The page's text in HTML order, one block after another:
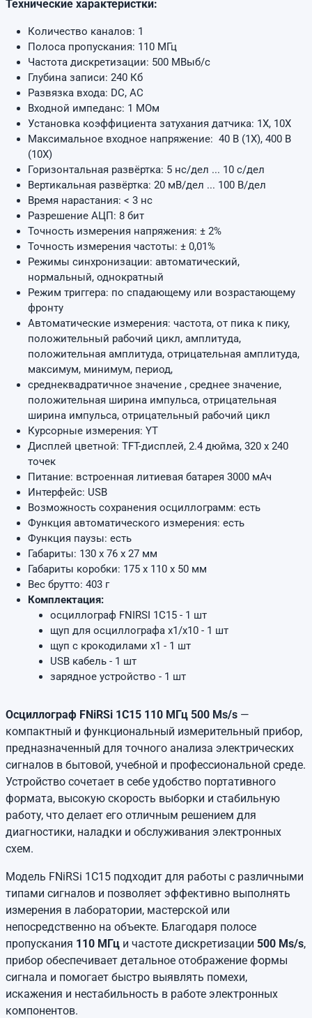
Технические характеристки:
Количество каналов: 1
Полоса пропускания: 110 МГц
Частота дискретизации: 500 МВыб/с
Глубина записи: 240 Кб
Развязка входа: DC, AC
Входной импеданс: 1 МОм
Установка коэффициента затухания датчика: 1Х, 10Х
Максимальное входное напряжение: 40 В (1X), 400 В
(10Х)
Горизонтальная развёртка: 5 нс/дел ... 10 с/дел
Вертикальная развёртка: 20 мВ/дел ... 100 В/дел
Время нарастания: < 3 нс
Разрешение АЦП: 8 бит
Точность измерения напряжения: ± 2%
Точность измерения частоты: ± 0,01%
Режимы синхронизации: автоматический,
нормальный, однократный
Режим триггера: по спадающему или возрастающему
фронту
Автоматические измерения: частота, от пика к пику,
положительный рабочий цикл, амплитуда,
положительная амплитуда, отрицательная амплитуда,
максимум, минимум, период,
среднеквадратичное значение , среднее значение,
положительная ширина импульса, отрицательная
ширина импульса, отрицательный рабочий цикл
Курсорные измерения: YT
Дисплей цветной: TFT-дисплей, 2.4 дюйма, 320 x 240
точек
Питание: встроенная литиевая батарея 3000 мАч
Интерфейс: USB
Возможность сохранения осциллограмм: есть
Функция автоматического измерения: есть
Функция паузы: есть
Габариты: 130 х 76 х 27 мм
Габариты коробки: 175 х 110 х 50 мм
Вес брутто: 403 г
Комплектация:
осциллограф FNIRSI 1C15 - 1 шт
щуп для осциллографа x1/x10 - 1 шт
щуп с крокодилами x1 - 1 шт
USB кабель - 1 шт
зарядное устройство - 1 шт
Осциллограф FNiRSi 1C15 110 МГц 500 Ms/s —
компактный и функциональный измерительный прибор,
предназначенный для точного анализа электрических
сигналов в бытовой, учебной и профессиональной среде.
Устройство сочетает в себе удобство портативного
формата, высокую скорость выборки и стабильную
работу, что делает его отличным решением для
диагностики, наладки и обслуживания электронных
схем.
Модель FNiRSi 1C15 подходит для работы с различными
типами сигналов и позволяет эффективно выполнять
измерения в лаборатории, мастерской или
непосредственно на объекте. Благодаря полосе
пропускания 110 МГц и частоте дискретизации 500 Ms/s,
прибор обеспечивает детальное отображение формы
сигнала и помогает быстро выявлять помехи,
искажения и нестабильность в работе электронных
компонентов.